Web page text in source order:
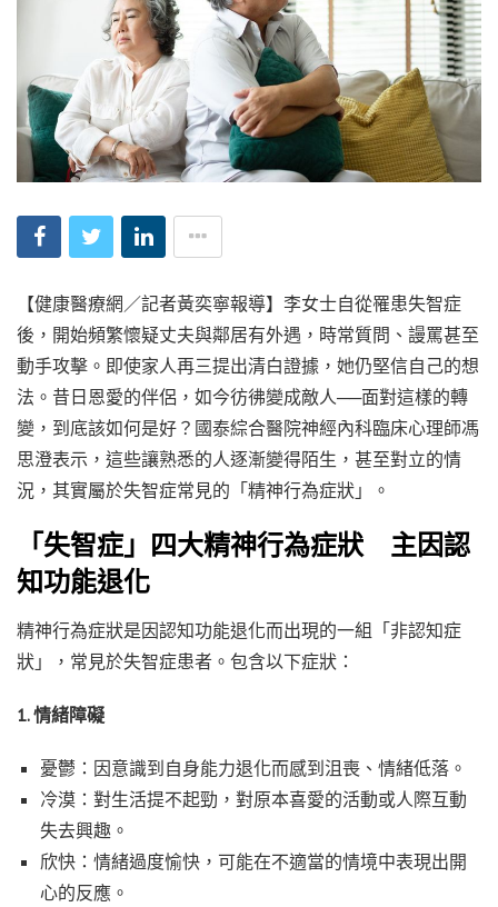
【健康醫療網／記者黃奕寧報導】李女士自從罹患失智症
後，開始頻繁懷疑丈夫與鄰居有外遇，時常質問、謾罵甚至
動手攻擊。即使家人再三提出清白證據，她仍堅信自己的想
法。昔日恩愛的伴侶，如今彷彿變成敵人──面對這樣的轉
變，到底該如何是好？國泰綜合醫院神經內科臨床心理師馮
思澄表示，這些讓熟悉的人逐漸變得陌生，甚至對立的情
況，其實屬於失智症常見的「精神行為症狀」。
「失智症」四大精神行為症狀 主因認
知功能退化
精神行為症狀是因認知功能退化而出現的一組「非認知症
狀」，常見於失智症患者。包含以下症狀：
1. 情緒障礙
憂鬱：因意識到自身能力退化而感到沮喪、情緒低落。
冷漠：對生活提不起勁，對原本喜愛的活動或人際互動
失去興趣。
欣快：情緒過度愉快，可能在不適當的情境中表現出開
心的反應。